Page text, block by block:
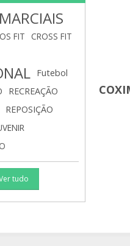
FIT
CROSS FIT
Futebol
RECREAÇÃO
REPOSIÇÃO
tudo